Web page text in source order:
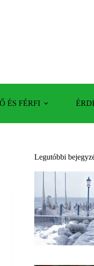
ÉS FÉRFI
Legutóbbi